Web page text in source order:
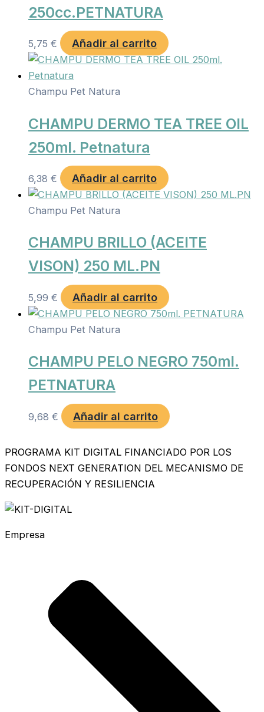
250cc.PETNATURA
5,75 € Añadir al carrito
Champu Pet Natura
CHAMPU DERMO TEA TREE OIL
250ml. Petnatura
6,38 € Añadir al carrito
Champu Pet Natura
CHAMPU BRILLO (ACEITE
VISON) 250 ML.PN
5,99 € Añadir al carrito
Champu Pet Natura
CHAMPU PELO NEGRO 750ml.
PETNATURA
9,68 € Añadir al carrito
PROGRAMA KIT DIGITAL FINANCIADO POR LOS
FONDOS NEXT GENERATION DEL MECANISMO DE
RECUPERACIÓN Y RESILIENCIA
Empresa